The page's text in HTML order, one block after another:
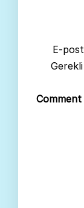
E-
Comment